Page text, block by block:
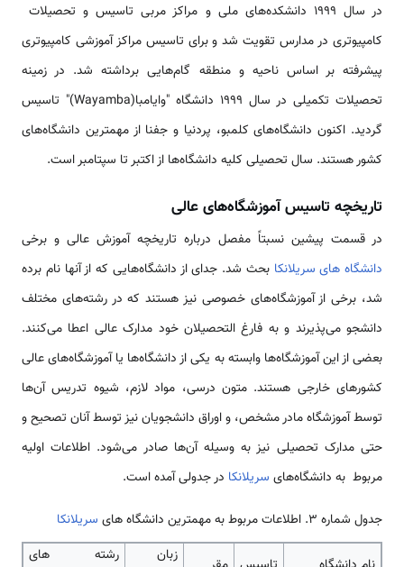
در سال 1999 دانشکده‌های ملی و مراکز مربی تاسیس و تحصیلات
کامپیوتری در مدارس تقویت شد و برای تاسیس مراکز آموزشی کامپیوتری
پیشرفته بر اساس ناحیه و منطقه گام‌هایی برداشته شد. در زمینه
تحصیلات تکمیلی در سال 1999 دانشگاه "وایامبا(Wayamba)" تاسیس
گردید. اکنون دانشگاه‌های کلمبو، پردنیا و جفنا از مهمترین دانشگاه‌های
کشور هستند. سال تحصیلی کلیه دانشگاه‌ها از اکتبر تا سپتامبر است.
تاریخچه تاسیس آموزشگاه‌های عالی
در قسمت پیشین نسبتاً مفصل درباره تاریخچه آموزش عالی و برخی
دانشگاه های سریلانکا بحث شد. جدای از دانشگاه‌هایی که از آنها نام برده
شد، برخی از آموزشگاه‌های خصوصی نیز هستند که در رشته‌های مختلف
دانشجو می‌پذیرند و به فارغ التحصیلان خود مدارک عالی اعطا می‌کنند.
بعضی از این آموزشگاه‌ها وابسته به یکی از دانشگاه‌ها یا آموزشگاه‌های عالی
کشورهای خارجی هستند. متون درسی، مواد لازم، شیوه تدریس آن‌ها
توسط آموزشگاه مادر مشخص، و اوراق دانشجویان نیز توسط آنان تصحیح و
حتی مدارک تحصیلی نیز به وسیله آن‌ها صادر می‌شود. اطلاعات اولیه
مربوط به دانشگاه‌های سریلانکا در جدولی آمده است.
جدول شماره 3. اطلاعات مربوط به مهمترین دانشگاه های سریلانکا
زبان
رشته های